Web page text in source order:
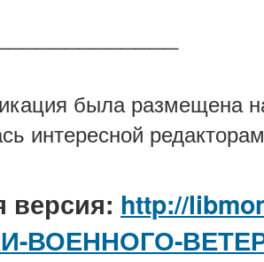
была размещена
интересной
http://
ВОЕННОГО-